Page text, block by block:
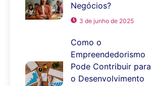
Negócios?
3 de junho de 2025
Como o
Empreendedorismo
Pode Contribuir para
o Desenvolvimento